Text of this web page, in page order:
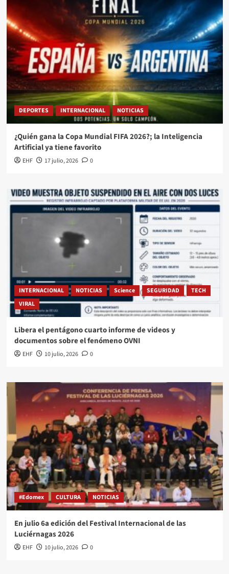
DEPORTES INTERNACIONAL NOTICIAS
¿Quién gana la Copa Mundial FIFA 2026?; la Inteligencia
Artificial ya tiene favorito
EHF 17 julio, 2026 0
INTERNACIONAL NOTICIAS Science SEGURIDAD
TECH
VIRAL
Libera el pentágono cuarto informe de videos y
documentos sobre el fenómeno OVNI
EHF 10 julio, 2026 0
#Edomex CULTURA NOTICIAS
En julio 6a edición del Festival Internacional de las
Luciérnagas 2026
EHF 10 julio, 2026 0